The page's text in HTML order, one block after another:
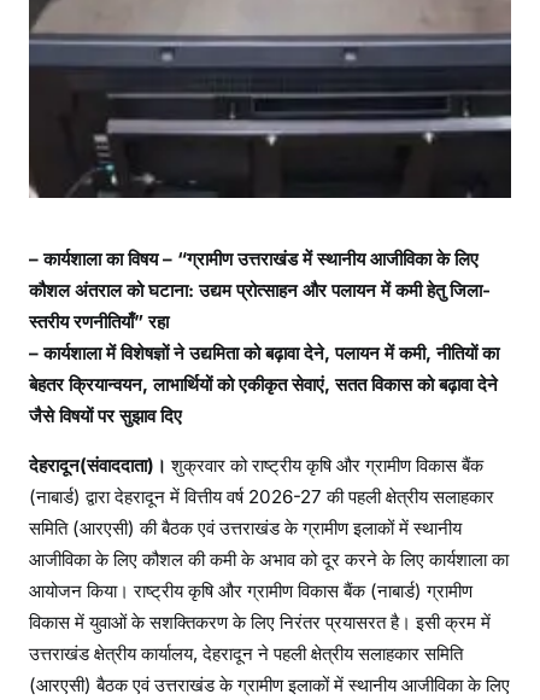
– कार्यशाला का विषय – “ग्रामीण उत्तराखंड में स्थानीय आजीविका के लिए
कौशल अंतराल को घटाना: उद्यम प्रोत्साहन और पलायन में कमी हेतु जिला-
स्तरीय रणनीतियाँ” रहा
– कार्यशाला में विशेषज्ञों ने उद्यमिता को बढ़ावा देने, पलायन में कमी, नीतियों का
बेहतर क्रियान्वयन, लाभार्थियों को एकीकृत सेवाएं, सतत विकास को बढ़ावा देने
जैसे विषयों पर सुझाव दिए
देहरादून(संवाददाता)। शुक्रवार को राष्ट्रीय कृषि और ग्रामीण विकास बैंक
(नाबार्ड) द्वारा देहरादून में वित्तीय वर्ष 2026-27 की पहली क्षेत्रीय सलाहकार
समिति (आरएसी) की बैठक एवं उत्तराखंड के ग्रामीण इलाकों में स्थानीय
आजीविका के लिए कौशल की कमी के अभाव को दूर करने के लिए कार्यशाला का
आयोजन किया। राष्ट्रीय कृषि और ग्रामीण विकास बैंक (नाबार्ड) ग्रामीण
विकास में युवाओं के सशक्तिकरण के लिए निरंतर प्रयासरत है। इसी क्रम में
उत्तराखंड क्षेत्रीय कार्यालय, देहरादून ने पहली क्षेत्रीय सलाहकार समिति
(आरएसी) बैठक एवं उत्तराखंड के ग्रामीण इलाकों में स्थानीय आजीविका के लिए